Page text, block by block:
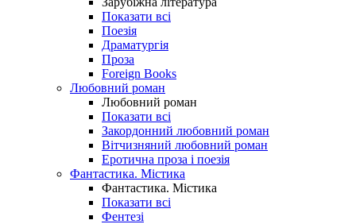
Показати всі
Поезія
Драматургія
Проза
Foreign Books
Любовний роман
Любовний роман
Показати всі
Закордонний любовний роман
Вітчизняний любовний роман
Еротична проза і поезія
Фантастика. Містика
Фантастика. Містика
Показати всі
Фентезі